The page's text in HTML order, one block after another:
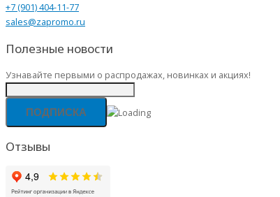
+7 (901) 404-11-77
sales@zapromo.ru
Полезные новости
Узнавайте первыми о распродажах, новинках и акциях!
Отзывы